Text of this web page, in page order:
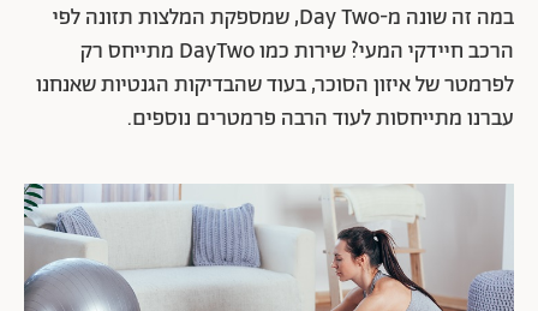
במה זה שונה מ-Day Two, שמספקת המלצות תזונה לפי
הרכב חיידקי המעי? שירות כמו DayTwo מתייחס רק
לפרמטר של איזון הסוכר, בעוד שהבדיקות הגנטיות שאנחנו
עברנו מתייחסות לעוד הרבה פרמטרים נוספים.